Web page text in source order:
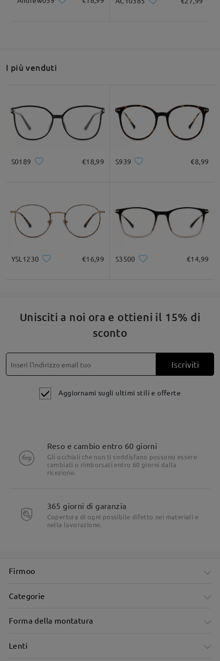
I più venduti
S0189 €18,99 S939 €8,99
YSL1230 €16,99 S3500 €14,99
Unisciti a noi ora e ottieni il 15% di
sconto
Iscriviti
Aggiornami sugli ultimi stili e offerte
Reso e cambio entro 60 giorni
Gli occhiali che non ti soddisfano possono essere
cambiati o rimborsati entro 60 giorni dalla
ricezione.
365 giorni di garanzia
Copertura di ogni possibile difetto nei materiali e
nella lavorazione.
Firmoo
Categorie
Forma della montatura
Lenti